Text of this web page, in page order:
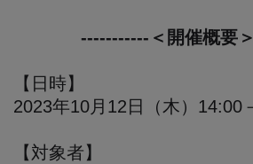
-----------＜開催概要
【日時】
2023年10月12日（木）14:00
【対象者】